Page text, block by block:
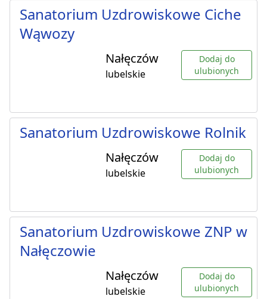
Sanatorium Uzdrowiskowe Ciche
Wąwozy
Nałęczów
lubelskie
Dodaj do
ulubionych
Sanatorium Uzdrowiskowe Rolnik
Nałęczów
lubelskie
Dodaj do
ulubionych
Sanatorium Uzdrowiskowe ZNP w
Nałęczowie
Nałęczów
lubelskie
Dodaj do
ulubionych